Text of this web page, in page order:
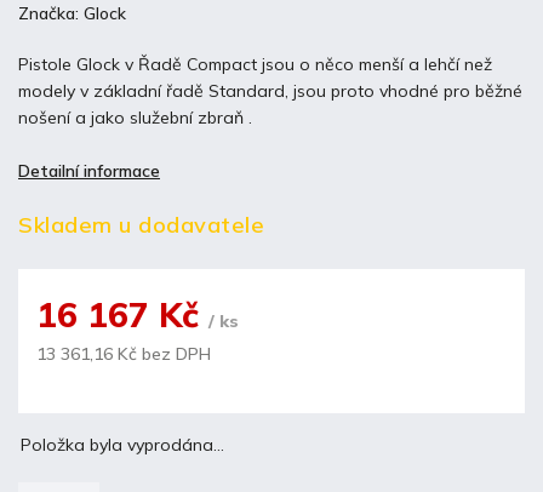
Pistole Glock v Řadě Compact jsou o něco menší a lehčí než
modely v základní řadě Standard, jsou proto vhodné pro běžné
nošení a jako služební zbraň .
Detailní informace
Značka: Glock
Skladem u dodavatele
16 167 Kč / ks
13 361,16 Kč bez DPH
Položka byla vyprodána…